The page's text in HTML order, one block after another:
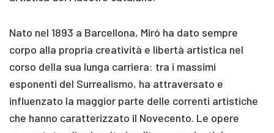
Nato nel 1893 a Barcellona, Miró ha dato sempre
corpo alla propria creatività e libertà artistica nel
corso della sua lunga carriera: tra i massimi
esponenti del Surrealismo, ha attraversato e
influenzato la maggior parte delle correnti artistiche
che hanno caratterizzato il Novecento. Le opere